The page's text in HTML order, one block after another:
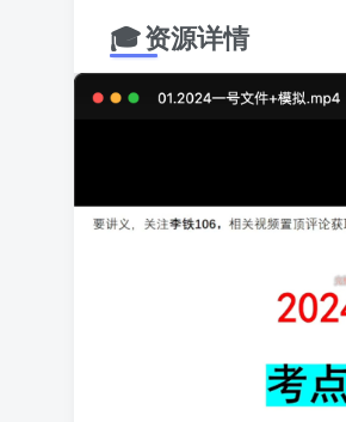
🎓 资源详情